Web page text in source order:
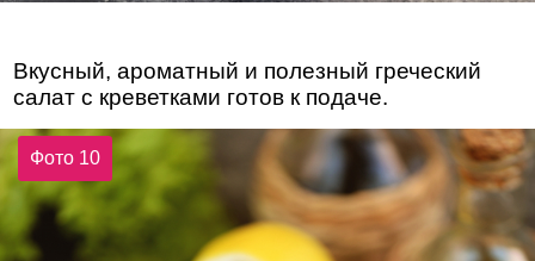
Вкусный, ароматный и полезный греческий
салат с креветками готов к подаче.
Фото 10